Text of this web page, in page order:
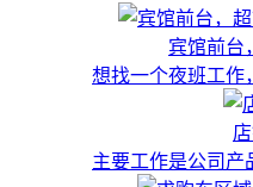
宾馆前台
想找一个夜班工作
主要工作是公司产